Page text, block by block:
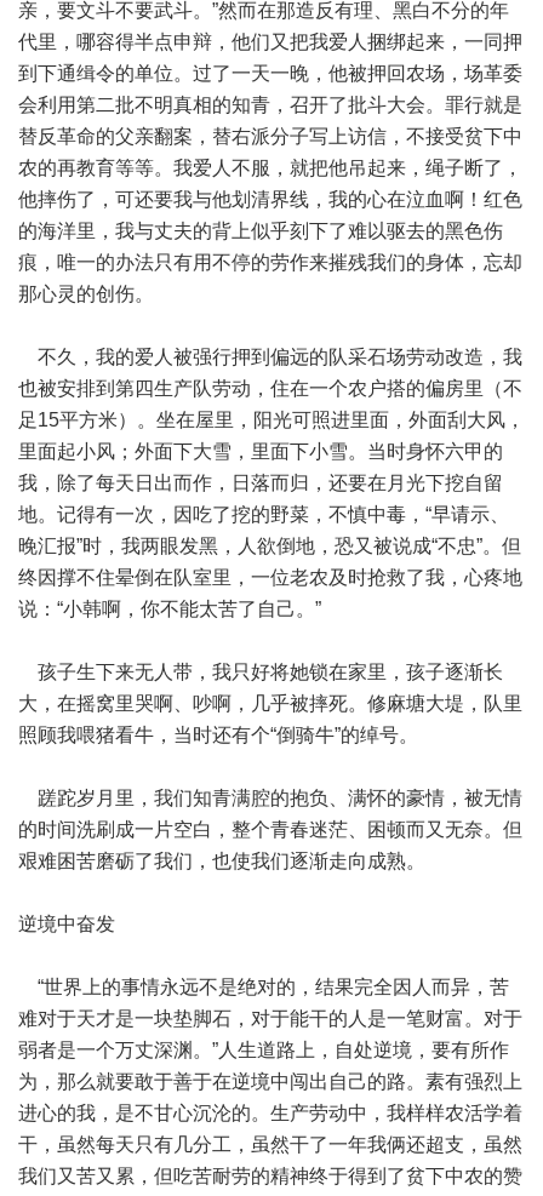
亲，要文斗不要武斗。”然而在那造反有理、黑白不分的年
代里，哪容得半点申辩，他们又把我爱人捆绑起来，一同押
到下通缉令的单位。过了一天一晚，他被押回农场，场革委
会利用第二批不明真相的知青，召开了批斗大会。罪行就是
替反革命的父亲翻案，替右派分子写上访信，不接受贫下中
农的再教育等等。我爱人不服，就把他吊起来，绳子断了，
他摔伤了，可还要我与他划清界线，我的心在泣血啊！红色
的海洋里，我与丈夫的背上似乎刻下了难以驱去的黑色伤
痕，唯一的办法只有用不停的劳作来摧残我们的身体，忘却
那心灵的创伤。
不久，我的爱人被强行押到偏远的队采石场劳动改造，我
也被安排到第四生产队劳动，住在一个农户搭的偏房里（不
足15平方米）。坐在屋里，阳光可照进里面，外面刮大风，
里面起小风；外面下大雪，里面下小雪。当时身怀六甲的
我，除了每天日出而作，日落而归，还要在月光下挖自留
地。记得有一次，因吃了挖的野菜，不慎中毒，“早请示、
晚汇报”时，我两眼发黑，人欲倒地，恐又被说成“不忠”。但
终因撑不住晕倒在队室里，一位老农及时抢救了我，心疼地
说：“小韩啊，你不能太苦了自己。”
孩子生下来无人带，我只好将她锁在家里，孩子逐渐长
大，在摇窝里哭啊、吵啊，几乎被摔死。修麻塘大堤，队里
照顾我喂猪看牛，当时还有个“倒骑牛”的绰号。
蹉跎岁月里，我们知青满腔的抱负、满怀的豪情，被无情
的时间洗刷成一片空白，整个青春迷茫、困顿而又无奈。但
艰难困苦磨砺了我们，也使我们逐渐走向成熟。
逆境中奋发
“世界上的事情永远不是绝对的，结果完全因人而异，苦
难对于天才是一块垫脚石，对于能干的人是一笔财富。对于
弱者是一个万丈深渊。”人生道路上，自处逆境，要有所作
为，那么就要敢于善于在逆境中闯出自己的路。素有强烈上
进心的我，是不甘心沉沦的。生产劳动中，我样样农活学着
干，虽然每天只有几分工，虽然干了一年我俩还超支，虽然
我们又苦又累，但吃苦耐劳的精神终于得到了贫下中农的赞